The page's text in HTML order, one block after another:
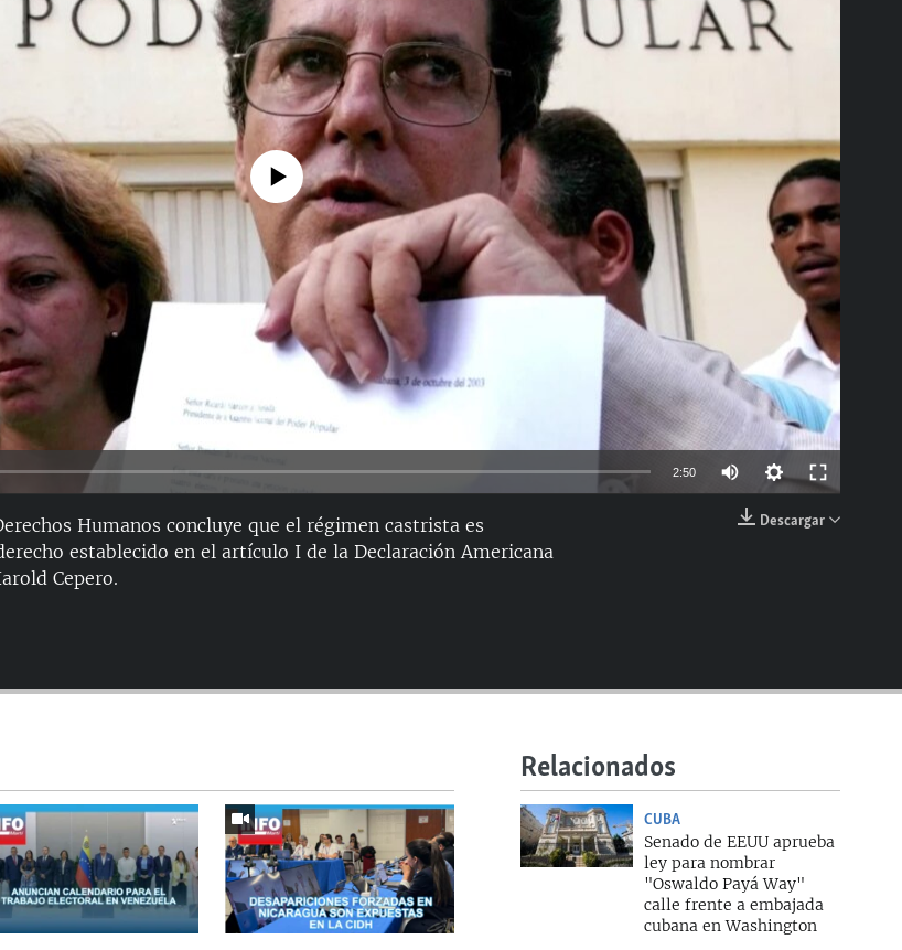
360p
720p
No media source currently available
2:50
144p
Descargar
Humanos concluye que el régimen castrista es
establecido en el artículo I de la Declaración Americana
Cepero.
Relacionados
CUBA
Senado de EEUU aprueba
ley para nombrar
"Oswaldo Payá Way"
calle frente a embajada
cubana en Washington